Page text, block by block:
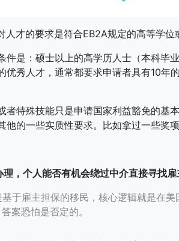
人才的要求是符合EB2A规定的高等学
件是：硕士以上的高学历人士（本科毕
优秀人才，通常都要求申请者具有10
者特殊技能只是申请国家利益豁免的基
他的一些实质性要求。比如拿过一些奖
，个人能否有机会绕过中介直接寻找雇
于雇主担保的移民，核心逻辑就是在
案恐怕是否定的。